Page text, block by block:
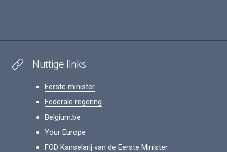
Nuttige links
Eerste minister
Federale regering
Belgium.be
Your Europe
FOD Kanselarij van de Eerste Minister